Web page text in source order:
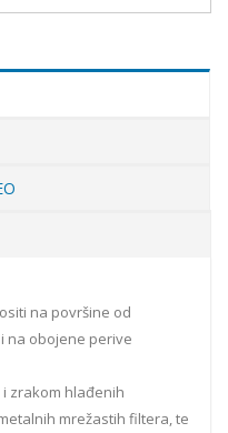
na površine od
na obojene perive
zrakom hlađenih
mrežastih filtera, te